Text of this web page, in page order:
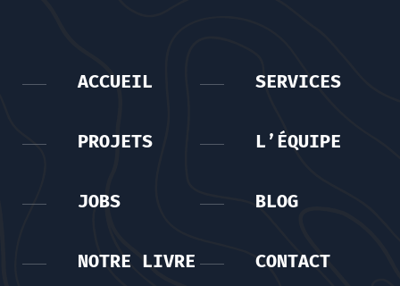
ACCUEIL SERVICES
PROJETS L’ÉQUIPE
JOBS BLOG
NOTRE LIVRE CONTACT